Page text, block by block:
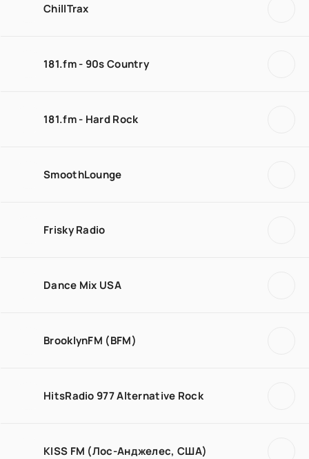
ChillTrax
181.fm - 90s Country
181.fm - Hard Rock
SmoothLounge
Frisky Radio
Dance Mix USA
BrooklynFM (BFM)
HitsRadio 977 Alternative Rock
KISS FM (Лос-Анджелес, США)